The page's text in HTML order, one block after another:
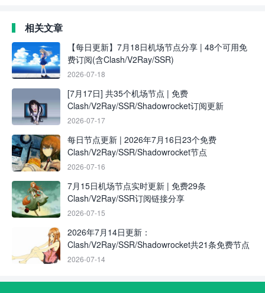
相关文章
【每日更新】7月18日机场节点分享 | 48个可用免
费订阅(含Clash/V2Ray/SSR)
2026-07-18
[7月17日] 共35个机场节点 | 免费
Clash/V2Ray/SSR/Shadowrocket订阅更新
2026-07-17
每日节点更新 | 2026年7月16日23个免费
Clash/V2Ray/SSR/Shadowrocket节点
2026-07-16
7月15日机场节点实时更新 | 免费29条
Clash/V2Ray/SSR订阅链接分享
2026-07-15
2026年7月14日更新：
Clash/V2Ray/SSR/Shadowrocket共21条免费节点
2026-07-14